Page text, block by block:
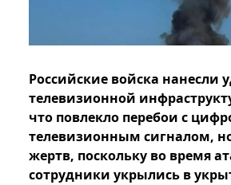
Российские войска нанесли
телевизионной
что повлекло перебои с
телевизионным сигналом,
жертв, поскольку во время
сотрудники укрылись в